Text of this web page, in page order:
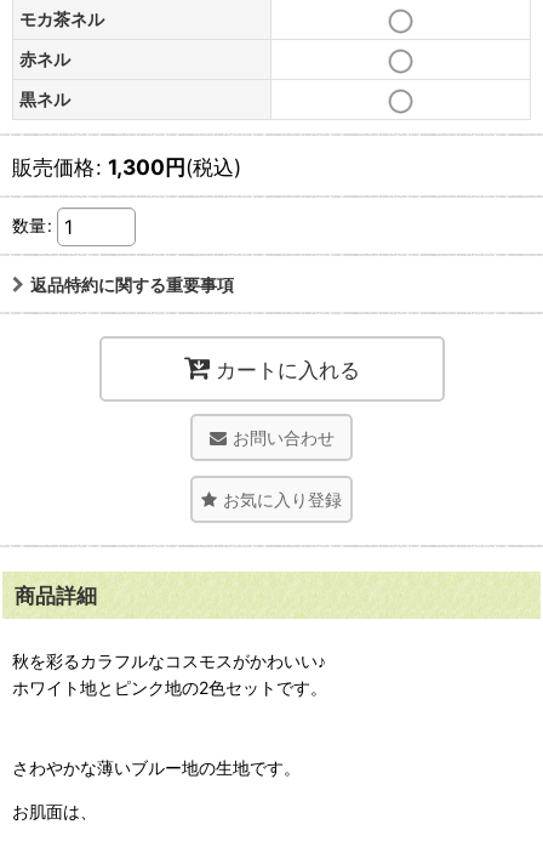
モカ茶ネル
赤ネル
黒ネル
販売価格: 1,300円(税込)
数量:
返品特約に関する重要事項
カートに入れる
お問い合わせ
お気に入り登録
商品詳細
秋を彩るカラフルなコスモスがかわいい♪
ホワイト地とピンク地の2色セットです。
さわやかな薄いブルー地の生地です。
お肌面は、